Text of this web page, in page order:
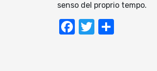
senso del proprio tempo.
Facebook
Twitter